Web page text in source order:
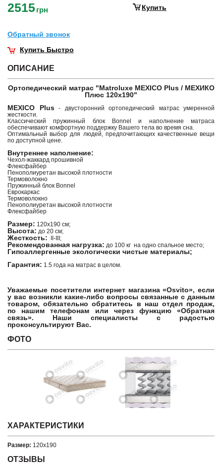
2515грн Купить
Обратный звонок
Купить Быстро
ОПИСАНИЕ
Ортопедический матрас "Matroluxe MEXICO Plus / МЕХИКО
Плюс 120х190"
MEXICO Plus- двусторонний ортопедический матрас умеренной
жесткости.
Классический пружинный блок Bonnel и наполнение матраса
обеспечивают комфортную поддержку Вашего тела во время сна.
Оптимальный выбор для людей, предпочитающих качественные вещи
по доступной цене.
Внутреннее наполнение:
Чехол-жаккард прошивной
Флексфайбер
Пенополиуретан высокой плотности
Термоволокно
Пружинный блок Bonnel
Еврокаркас
Термоволокно
Пенополиуретан высокой плотности
Флексфайбер
Размер: 120х190 см;
Высота: до 20 см;
Жесткость: II-III;
Рекомендованная нагрузка: до 100 кг на одно спальное место;
Гипоаллергенные экологически чистые материалы;
Гарантия: 1.5 года на матрас в целом.
Уважаемые посетители интернет магазина «Osvito», если
у вас возникли какие-либо вопросы связанные с данным
товаром, обязательно обратитесь в наш отдел продаж,
по нашим телефонам или через функцию «Обратная
связь». Наши специалисты с радостью
проконсультируют Вас.
ФОТО
ХАРАКТЕРИСТИКИ
Размер: 120x190
ОТЗЫВЫ